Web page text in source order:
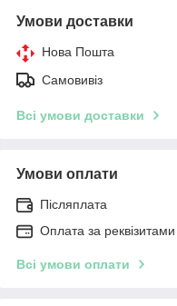
Умови доставки
Нова Пошта
Самовивіз
Всі умови доставки
Умови оплати
Післяплата
Оплата за реквізитами
Всі умови оплати